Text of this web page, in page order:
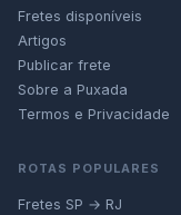
Fretes disponíveis
Artigos
Publicar frete
Sobre a Puxada
Termos e Privacidade
ROTAS POPULARES
Fretes SP → RJ